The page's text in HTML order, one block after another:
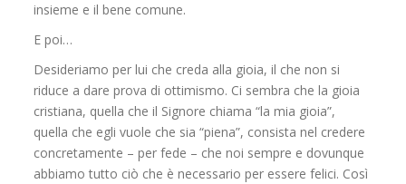
insieme e il bene comune.
E poi…
Desideriamo per lui che creda alla gioia, il che non si
riduce a dare prova di ottimismo. Ci sembra che la gioia
cristiana, quella che il Signore chiama “la mia gioia”,
quella che egli vuole che sia “piena”, consista nel credere
concretamente – per fede – che noi sempre e dovunque
abbiamo tutto ciò che è necessario per essere felici. Così